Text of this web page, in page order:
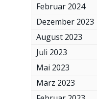
Februar 2024
Dezember 2023
August 2023
Juli 2023
Mai 2023
März 2023